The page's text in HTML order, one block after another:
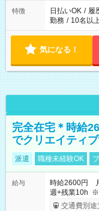
特徴 日払いOK / 履
勤務 / 10名以
気になる！
完全在宅＊時給
でクリエイティ
派遣 職種未経験OK
給与
時給2600円
週+残業10h ※
受取りサービ
交通費別途